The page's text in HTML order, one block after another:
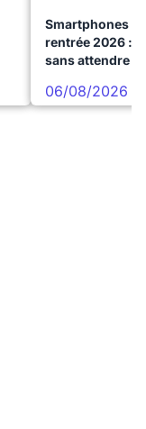
Smartphones
rentrée 2026 :
sans attendre
06/08/2026